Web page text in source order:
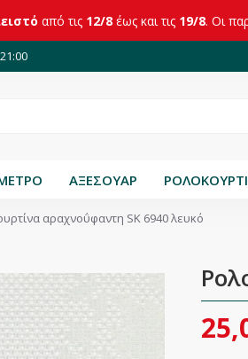
από τις 12/8 έως και τις 19/8. Οι
ΑΞΕΣΟΥΑΡ
αραχνοΰφαντη SK 6940 λευκό